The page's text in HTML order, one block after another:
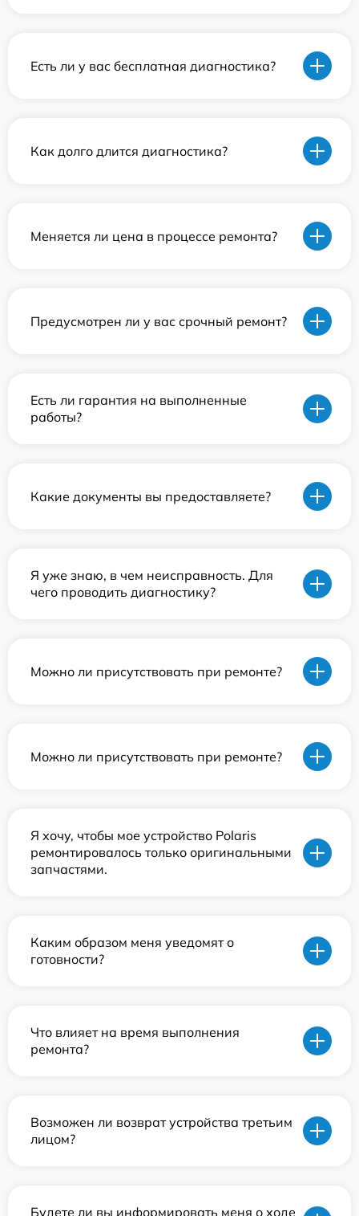
Есть ли у вас бесплатная диагностика?
Как долго длится диагностика?
Меняется ли цена в процессе ремонта?
Предусмотрен ли у вас срочный ремонт?
Есть ли гарантия на выполненные
работы?
Какие документы вы предоставляете?
Я уже знаю, в чем неисправность. Для
чего проводить диагностику?
Можно ли присутствовать при ремонте?
Можно ли присутствовать при ремонте?
Я хочу, чтобы мое устройство Polaris
ремонтировалось только оригинальными
запчастями.
Каким образом меня уведомят о
готовности?
Что влияет на время выполнения
ремонта?
Возможен ли возврат устройства третьим
лицом?
Будете ли вы информировать меня о ходе